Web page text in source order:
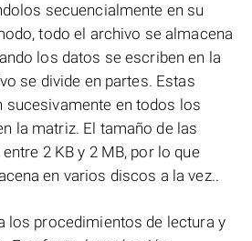
secuencialmente en su
todo el archivo se almacena
los datos se escriben en la
se divide en partes. Estas
sucesivamente en todos los
la matriz. El tamaño de las
2 KB y 2 MB, por lo que
en varios discos a la vez..
los procedimientos de lectura y